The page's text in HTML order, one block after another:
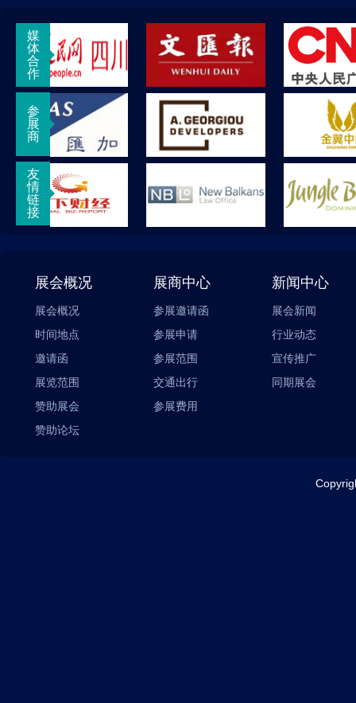
媒
体
合
作
参
展
商
友
情
链
接
展会概况
展会概况
时间地点
邀请函
展览范围
赞助展会
赞助论坛
展商中心
参展邀请函
参展申请
参展范围
交通出行
参展费用
新闻中心
展会新闻
行业动态
宣传推广
同期展会